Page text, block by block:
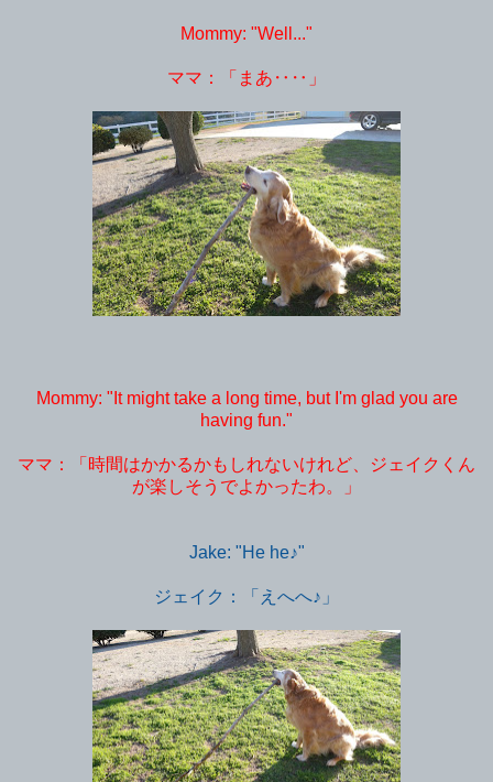
Mommy: "Well..."
ママ：「まあ‥‥」
Mommy: "It might take a long time, but I'm glad you are
having fun."
ママ：「時間はかかるかもしれないけれど、ジェイクくん
が楽しそうでよかったわ。」
Jake: "He he♪"
ジェイク：「えへへ♪」